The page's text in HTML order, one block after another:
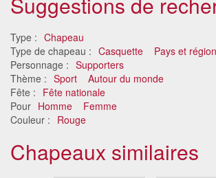
Type : Chapeau
Type de chapeau : Casquette
Pays et
Personnage : Supporters
Thème : Sport
Autour du monde
Fête : Fête nationale
Pour Homme
Femme
Couleur : Rouge
Chapeaux similaires